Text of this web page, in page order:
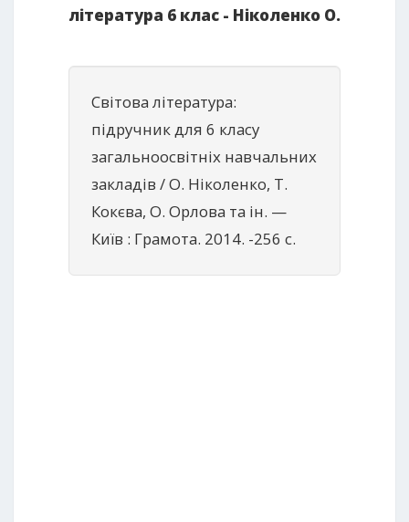
література 6 клас - Ніколенко О.
Світова література:
підручник для 6 класу
загальноосвітніх навчальних
закладів / О. Ніколенко, Т.
Кокєва, О. Орлова та ін. —
Київ : Грамота. 2014. -256 с.